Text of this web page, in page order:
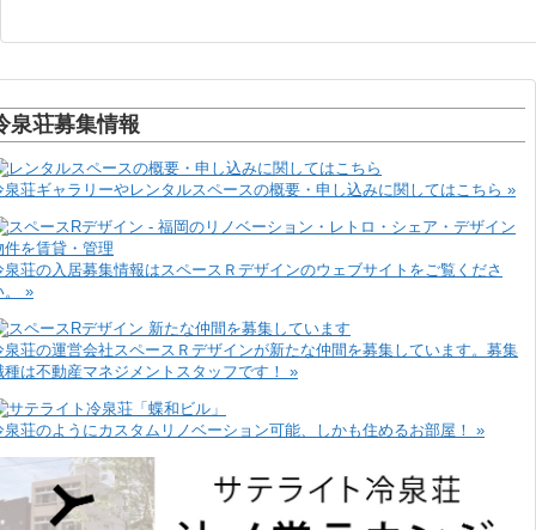
泉荘募集情報
泉荘ギャラリーやレンタルスペースの概要・申し込みに関してはこちら »
泉荘の入居募集情報はスペースＲデザインのウェブサイトをご覧くださ
。 »
泉荘の運営会社スペースＲデザインが新たな仲間を募集しています。募集
種は不動産マネジメントスタッフです！ »
泉荘のようにカスタムリノベーション可能、しかも住めるお部屋！ »